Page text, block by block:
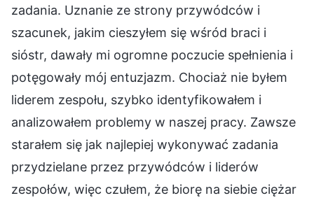
zadania. Uznanie ze strony przywódców i
szacunek, jakim cieszyłem się wśród braci i
sióstr, dawały mi ogromne poczucie spełnienia i
potęgowały mój entuzjazm. Chociaż nie byłem
liderem zespołu, szybko identyfikowałem i
analizowałem problemy w naszej pracy. Zawsze
starałem się jak najlepiej wykonywać zadania
przydzielane przez przywódców i liderów
zespołów, więc czułem, że biorę na siebie ciężar